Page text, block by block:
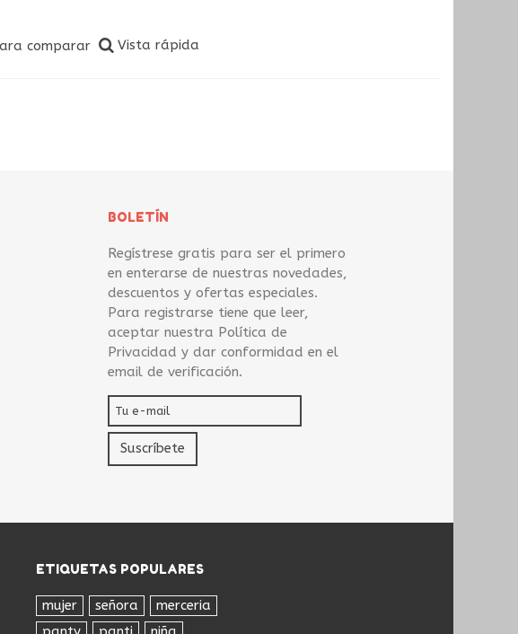
comparar Vista rápida
BOLETÍN
Regístrese gratis para ser el primero
en enterarse de nuestras novedades,
descuentos y ofertas especiales.
Para registrarse tiene que leer,
aceptar nuestra Política de
Privacidad y dar conformidad en el
email de verificación.
Suscríbete
ETIQUETAS POPULARES
mujer señora
merceria